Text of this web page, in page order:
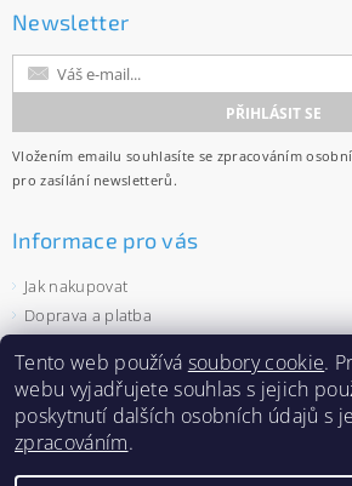
Newsletter
Vložením emailu souhlasíte se zpracováním
pro zasílání newsletterů.
Informace pro vás
Jak nakupovat
Doprava a platba
Ochrana osobních údajů
Velkoobchod
Zásady používání souborů cookies
Tento web používá soubory cookie.
webu vyjadřujete souhlas s jejich
poskytnutí dalších osobních údajů s
zpracováním.